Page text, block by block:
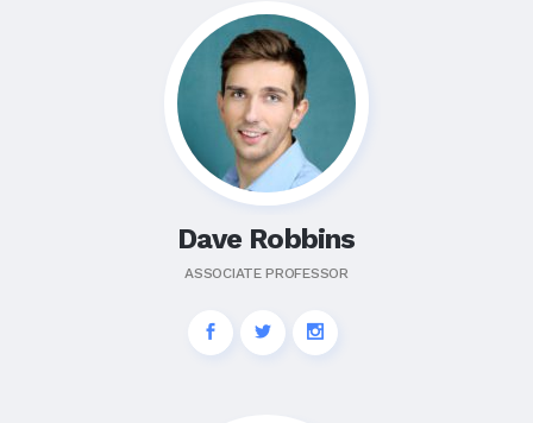
Dave Robbins
ASSOCIATE PROFESSOR